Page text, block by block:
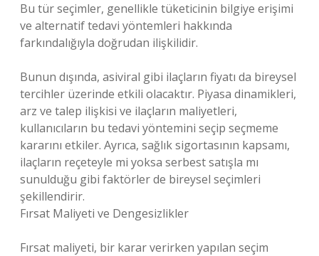
Bu tür seçimler, genellikle tüketicinin bilgiye erişimi
ve alternatif tedavi yöntemleri hakkında
farkındalığıyla doğrudan ilişkilidir.
Bunun dışında, asiviral gibi ilaçların fiyatı da bireysel
tercihler üzerinde etkili olacaktır. Piyasa dinamikleri,
arz ve talep ilişkisi ve ilaçların maliyetleri,
kullanıcıların bu tedavi yöntemini seçip seçmeme
kararını etkiler. Ayrıca, sağlık sigortasının kapsamı,
ilaçların reçeteyle mi yoksa serbest satışla mı
sunulduğu gibi faktörler de bireysel seçimleri
şekillendirir.
Fırsat Maliyeti ve Dengesizlikler
Fırsat maliyeti, bir karar verirken yapılan seçim